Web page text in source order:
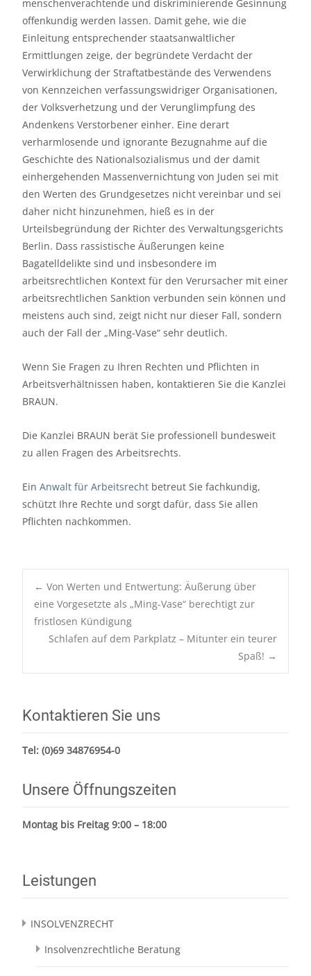
menschenverachtende und diskriminierende Gesinnung
offenkundig werden lassen. Damit gehe, wie die
Einleitung entsprechender staatsanwaltlicher
Ermittlungen zeige, der begründete Verdacht der
Verwirklichung der Straftatbestände des Verwendens
von Kennzeichen verfassungswidriger Organisationen,
der Volksverhetzung und der Verunglimpfung des
Andenkens Verstorbener einher. Eine derart
verharmlosende und ignorante Bezugnahme auf die
Geschichte des Nationalsozialismus und der damit
einhergehenden Massenvernichtung von Juden sei mit
den Werten des Grundgesetzes nicht vereinbar und sei
daher nicht hinzunehmen, hieß es in der
Urteilsbegründung der Richter des Verwaltungsgerichts
Berlin. Dass rassistische Äußerungen keine
Bagatelldelikte sind und insbesondere im
arbeitsrechtlichen Kontext für den Verursacher mit einer
arbeitsrechtlichen Sanktion verbunden sein können und
meistens auch sind, zeigt nicht nur dieser Fall, sondern
auch der Fall der „Ming-Vase“ sehr deutlich.
Wenn Sie Fragen zu Ihren Rechten und Pflichten in
Arbeitsverhältnissen haben, kontaktieren Sie die Kanzlei
BRAUN.
Die Kanzlei BRAUN berät Sie professionell bundesweit
zu allen Fragen des Arbeitsrechts.
Ein Anwalt für Arbeitsrecht betreut Sie fachkundig,
schützt Ihre Rechte und sorgt dafür, dass Sie allen
Pflichten nachkommen.
Post
navigation
← Von Werten und Entwertung: Äußerung über
eine Vorgesetzte als „Ming-Vase“ berechtigt zur
fristlosen Kündigung
Schlafen auf dem Parkplatz – Mitunter ein teurer
Spaß! →
Kontaktieren Sie uns
Tel: (0)69 34876954-0
Unsere Öffnungszeiten
Montag bis Freitag 9:00 – 18:00
Leistungen
INSOLVENZRECHT
Insolvenzrechtliche Beratung